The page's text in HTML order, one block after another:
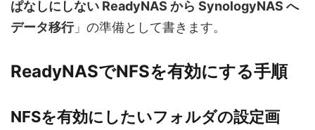
ぱなしにしない ReadyNAS から SynologyNAS へ
データ移行」の準備として書きます。
ReadyNASでNFSを有効にする手順
NFSを有効にしたいフォルダの設定画